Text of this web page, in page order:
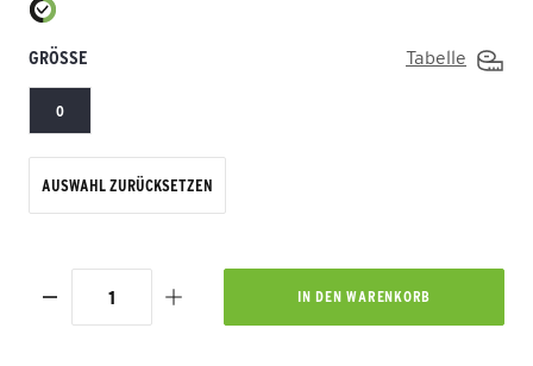
GRÖSSE Tabelle
0
AUSWAHL ZURÜCKSETZEN
IN DEN WARENKORB